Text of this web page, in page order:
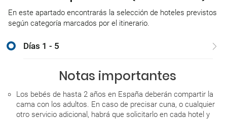
En este apartado encontrarás la selección de hoteles previstos
según categoría marcados por el itinerario.
Días 1 - 5
Notas importantes
Los bebés de hasta 2 años en España deberán compartir la
cama con los adultos. En caso de precisar cuna, o cualquier
otro servicio adicional, habrá que solicitarlo en cada hotel y